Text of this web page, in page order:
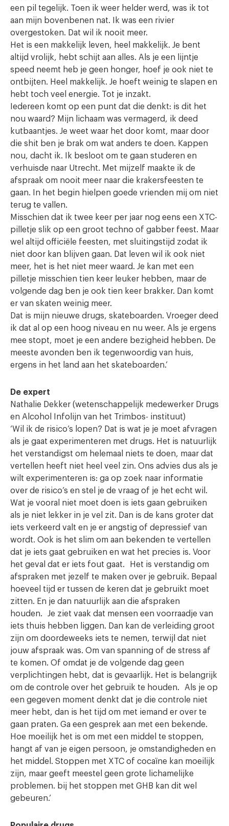
een pil tegelijk. Toen ik weer helder werd, was ik tot
aan mijn bovenbenen nat. Ik was een rivier
overgestoken. Dat wil ik nooit meer.
Het is een makkelijk leven, heel makkelijk. Je bent
altijd vrolijk, hebt schijt aan alles. Als je een lijntje
speed neemt heb je geen honger, hoef je ook niet te
ontbijten. Heel makkelijk. Je hoeft weinig te slapen en
hebt toch veel energie. Tot je inzakt.
Iedereen komt op een punt dat die denkt: is dit het
nou waard? Mijn lichaam was vermagerd, ik deed
kutbaantjes. Je weet waar het door komt, maar door
die shit ben je brak om wat anders te doen. Kappen
nou, dacht ik. Ik besloot om te gaan studeren en
verhuisde naar Utrecht. Met mijzelf maakte ik de
afspraak om nooit meer naar die krakersfeesten te
gaan. In het begin hielpen goede vrienden mij om niet
terug te vallen.
Misschien dat ik twee keer per jaar nog eens een XTC-
pilletje slik op een groot techno of gabber feest. Maar
wel altijd officiële feesten, met sluitingstijd zodat ik
niet door kan blijven gaan. Dat leven wil ik ook niet
meer, het is het niet meer waard. Je kan met een
pilletje misschien tien keer leuker hebben, maar de
volgende dag ben je ook tien keer brakker. Dan komt
er van skaten weinig meer.
Dat is mijn nieuwe drugs, skateboarden. Vroeger deed
ik dat al op een hoog niveau en nu weer. Als je ergens
mee stopt, moet je een andere bezigheid hebben. De
meeste avonden ben ik tegenwoordig van huis,
ergens in het land aan het skateboarden.’
De expert
Nathalie Dekker (wetenschappelijk medewerker Drugs
en Alcohol Infolijn van het Trimbos- instituut)
‘Wil ik de risico’s lopen? Dat is wat je je moet afvragen
als je gaat experimenteren met drugs. Het is natuurlijk
het verstandigst om helemaal niets te doen, maar dat
vertellen heeft niet heel veel zin. Ons advies dus als je
wilt experimenteren is: ga op zoek naar informatie
over de risico’s en stel je de vraag of je het echt wil.
Wat je vooral niet moet doen is iets gaan gebruiken
als je niet lekker in je vel zit. Dan is de kans groter dat
iets verkeerd valt en je er angstig of depressief van
wordt. Ook is het slim om aan bekenden te vertellen
dat je iets gaat gebruiken en wat het precies is. Voor
het geval dat er iets fout gaat. Het is verstandig om
afspraken met jezelf te maken over je gebruik. Bepaal
hoeveel tijd er tussen de keren dat je gebruikt moet
zitten. En je dan natuurlijk aan die afspraken
houden. Je ziet vaak dat mensen een voorraadje van
iets thuis hebben liggen. Dan kan de verleiding groot
zijn om doordeweeks iets te nemen, terwijl dat niet
jouw afspraak was. Om van spanning of de stress af
te komen. Of omdat je de volgende dag geen
verplichtingen hebt, dat is gevaarlijk. Het is belangrijk
om de controle over het gebruik te houden. Als je op
een gegeven moment denkt dat je die controle niet
meer hebt, dan is het tijd om met iemand er over te
gaan praten. Ga een gesprek aan met een bekende.
Hoe moeilijk het is om met een middel te stoppen,
hangt af van je eigen persoon, je omstandigheden en
het middel. Stoppen met XTC of cocaïne kan moeilijk
zijn, maar geeft meestel geen grote lichamelijke
problemen. bij het stoppen met GHB kan dit wel
gebeuren.’